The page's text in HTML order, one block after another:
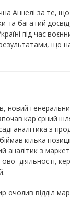
Аннелі за те,
та багатий
під час
що
новий
кар'єрний
аналітика з
кілька
аналітик з
діяльності,
очолив відділ